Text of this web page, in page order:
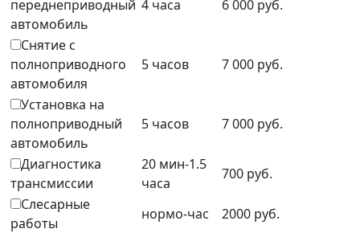
переднеприводный
автомобиль
4 часа 6 000 руб.
Снятие с
полноприводного
автомобиля
5 часов 7 000 руб.
Установка на
полноприводный
автомобиль
5 часов 7 000 руб.
Диагностика
трансмиссии
20 мин-1.5
часа
700 руб.
Слесарные
работы
нормо-час 2000 руб.